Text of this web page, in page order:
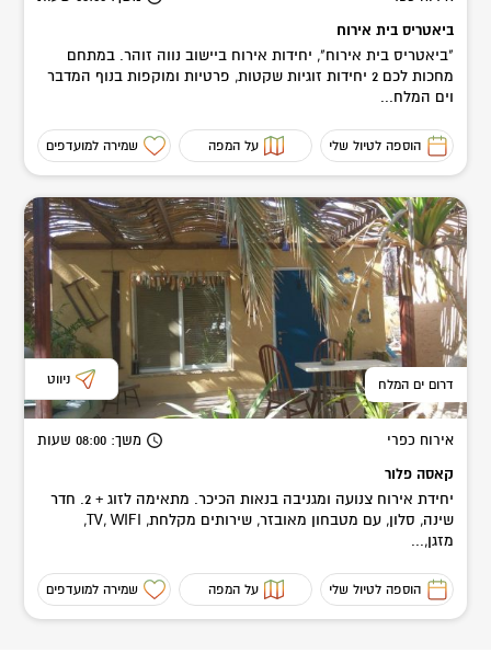
ביאטריס בית אירוח
"ביאטריס בית אירוח", יחידות אירוח ביישוב נווה זוהר. במתחם
מחכות לכם 2 יחידות זוגיות שקטות, פרטיות ומוקפות בנוף המדבר
וים המלח...
הוספה לטיול שלי על המפה שמירה למועדפים
דרום ים המלח ניווט
אירוח כפרי משך: 08:00 שעות
קאסה פלור
יחידת אירוח צנועה ומגניבה בנאות הכיכר. מתאימה לזוג + 2. חדר
שינה, סלון, עם מטבחון מאובזר, שירותים מקלחת, TV, WIFI,
מזגן,...
הוספה לטיול שלי על המפה שמירה למועדפים